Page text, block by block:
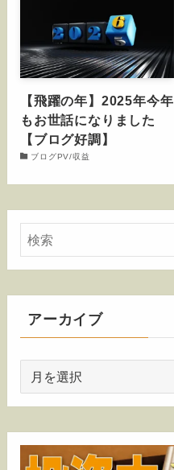
【飛躍の年】2025年今年
もお世話になりました
【ブログ好調】
ブログPV/収益
アーカイブ
カ
イ
ブ